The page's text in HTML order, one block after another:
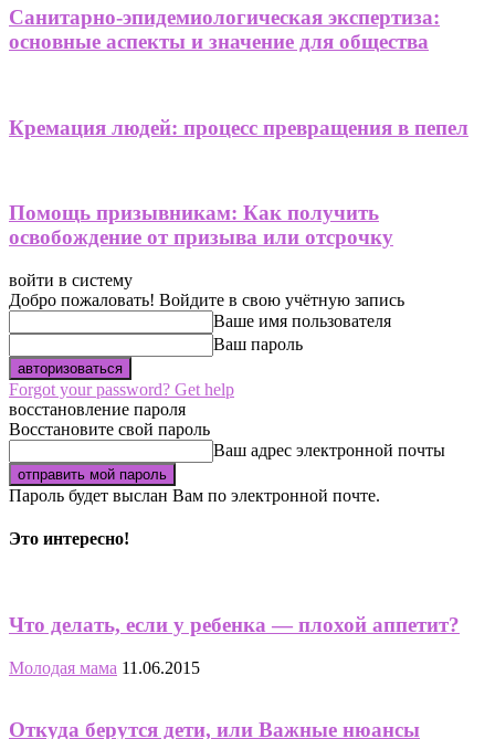
Санитарно-эпидемиологическая экспертиза:
основные аспекты и значение для общества
Кремация людей: процесс превращения в пепел
Помощь призывникам: Как получить
освобождение от призыва или отсрочку
войти в систему
Добро пожаловать! Войдите в свою учётную запись
Ваше имя пользователя
Ваш пароль
Forgot your password? Get help
восстановление пароля
Восстановите свой пароль
Ваш адрес электронной почты
Пароль будет выслан Вам по электронной почте.
Это интересно!
Что делать, если у ребенка — плохой аппетит?
Молодая мама 11.06.2015
Откуда берутся дети, или Важные нюансы